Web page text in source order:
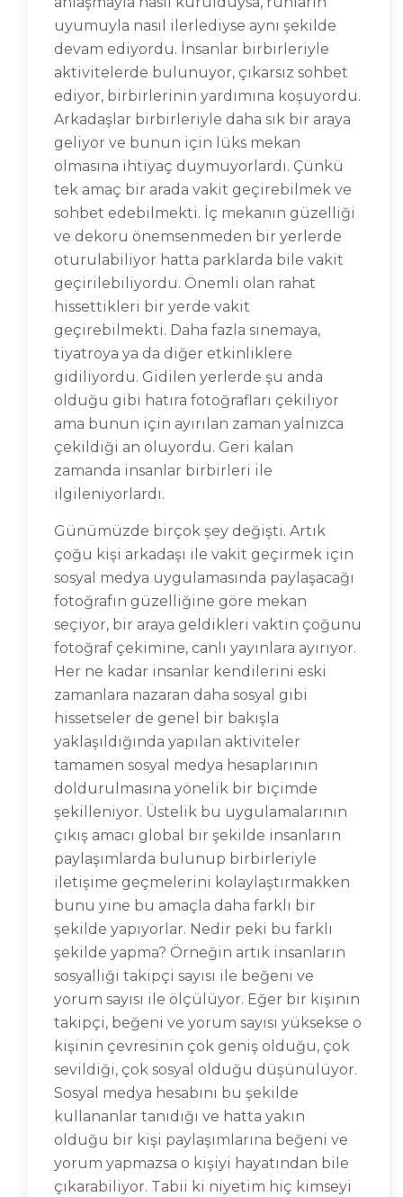
uyumuyla nasıl ilerlediyse aynı şekilde
devam ediyordu. İnsanlar birbirleriyle
aktivitelerde bulunuyor, çıkarsız sohbet
ediyor, birbirlerinin yardımına koşuyordu.
Arkadaşlar birbirleriyle daha sık bir araya
geliyor ve bunun için lüks mekan
olmasına ihtiyaç duymuyorlardı. Çünkü
tek amaç bir arada vakit geçirebilmek ve
sohbet edebilmekti. İç mekanın güzelliği
ve dekoru önemsenmeden bir yerlerde
oturulabiliyor hatta parklarda bile vakit
geçirilebiliyordu. Önemli olan rahat
hissettikleri bir yerde vakit
geçirebilmekti. Daha fazla sinemaya,
tiyatroya ya da diğer etkinliklere
gidiliyordu. Gidilen yerlerde şu anda
olduğu gibi hatıra fotoğrafları çekiliyor
ama bunun için ayırılan zaman yalnızca
çekildiği an oluyordu. Geri kalan
zamanda insanlar birbirleri ile
ilgileniyorlardı.
Günümüzde birçok şey değişti. Artık
çoğu kişi arkadaşı ile vakit geçirmek için
sosyal medya uygulamasında paylaşacağı
fotoğrafın güzelliğine göre mekan
seçiyor, bir araya geldikleri vaktin çoğunu
fotoğraf çekimine, canlı yayınlara ayırıyor.
Her ne kadar insanlar kendilerini eski
zamanlara nazaran daha sosyal gibi
hissetseler de genel bir bakışla
yaklaşıldığında yapılan aktiviteler
tamamen sosyal medya hesaplarının
doldurulmasına yönelik bir biçimde
şekilleniyor. Üstelik bu uygulamalarının
çıkış amacı global bir şekilde insanların
paylaşımlarda bulunup birbirleriyle
iletişime geçmelerini kolaylaştırmakken
bunu yine bu amaçla daha farklı bir
şekilde yapıyorlar. Nedir peki bu farklı
şekilde yapma? Örneğin artık insanların
sosyalliği takipçi sayısı ile beğeni ve
yorum sayısı ile ölçülüyor. Eğer bir kişinin
takipçi, beğeni ve yorum sayısı yüksekse o
kişinin çevresinin çok geniş olduğu, çok
sevildiği, çok sosyal olduğu düşünülüyor.
Sosyal medya hesabını bu şekilde
kullananlar tanıdığı ve hatta yakın
olduğu bir kişi paylaşımlarına beğeni ve
yorum yapmazsa o kişiyi hayatından bile
çıkarabiliyor. Tabii ki niyetim hiç kimseyi